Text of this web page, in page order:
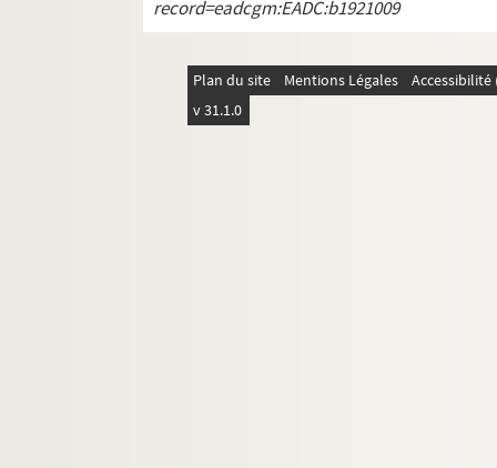
record=eadcgm:EADC:b1921009
Plan du site Mentions Légales
v 31.1.0